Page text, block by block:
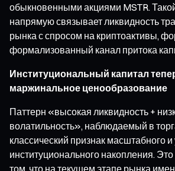
обыкновенными акциями MSTR.
напрямую связывает ликвидность
рынка с спросом на криптоактивы,
формализованный канал притока
Институциональный капитал
маржинальное ценообразование
Паттерн «высокая ликвидность +
волатильность», наблюдаемый в
классический признак масштабного
институционального накопления. Это
том, что на текущем этапе рынка